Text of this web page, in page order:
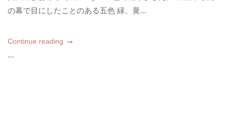
の幕で目にしたことのある五色 緑、黄...
Continue reading
...